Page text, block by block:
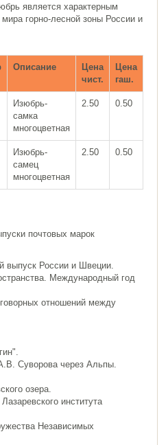
является характерным
горно-лесной зоны России и
Описание
Цена
чист.
Цена
гаш.
Изюбрь-
самка
многоцветная
2.50 0.50
Изюбрь-
самец
многоцветная
2.50 0.50
почтовых марок
выпуск России и Швеции.
Международный год
отношений между
Суворова через Альпы.
озера.
института
Независимых